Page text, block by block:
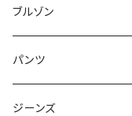
50/XL～
48/L
50/XL～
46/M
48/L
50/XL～
～44/S
46/M
48/L
ブルゾン
～44/S
46/M
パンツ
～44/S
ジーンズ